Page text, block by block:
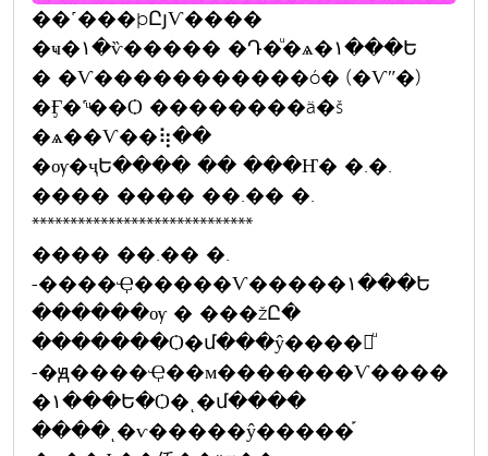
��˹���þԸյѴ����
�ҹ�١�ѷ����� �Դ�ͧ�ѧ�١���Ե
� �Ѵ�����������ó� (�Ѵʺ�)
�Ӻ�˹ͧ��Ѻ ��������ä�š
�ѧ��Ѵ��⢷��
�ѹ�ҷԵ���� �� ���Ҥ� �.�.
���� ���� ��.�� �.
*****************************
���� ��.�� �.
-����Ҿ�����Ѵ�����١���Ե
������ѹ � ���žԸ�
�������Ѻ�մ���ŷ����觨ͧ
-�ԭ����Ҿ��м�������Ѵ����
�١���Ե�Ѻ�ͺ�մ����
����ͺ�ѵ�����ŷ�����֡